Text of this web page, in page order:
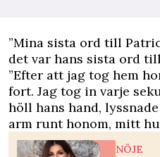
”Mina sista ord till
det var hans sista ord
”Efter att jag tog hem
fort. Jag tog in varje
höll hans hand,
arm runt honom, mitt
NÖJE